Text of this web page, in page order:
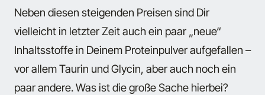
Neben diesen steigenden Preisen sind Dir
vielleicht in letzter Zeit auch ein paar „neue“
Inhaltsstoffe in Deinem Proteinpulver aufgefallen –
vor allem Taurin und Glycin, aber auch noch ein
paar andere. Was ist die große Sache hierbei?